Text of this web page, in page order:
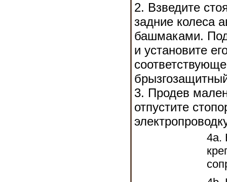
2. Взведите
задние колеса
башмаками.
и установите
3. Продев
отпустите
4a.